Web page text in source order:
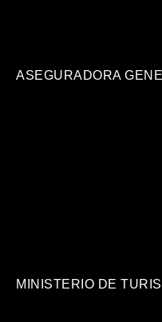
ASEGURADORA
MINISTERIO DE